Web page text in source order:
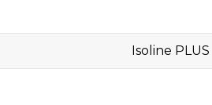
Isoline PLUS